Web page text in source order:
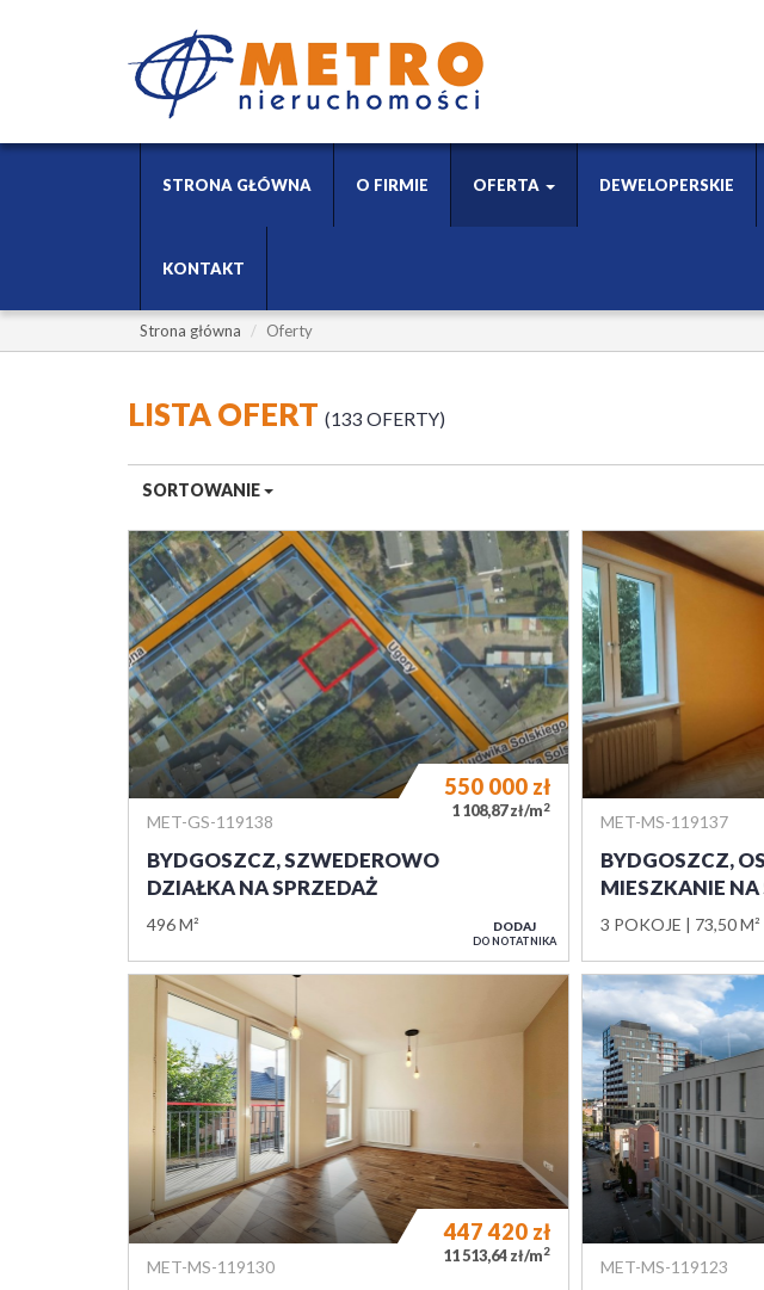
STRONA GŁÓWNA O FIRMIE OFERTA DEWELOPERSKIE
KONTAKT
Strona główna Oferty
LISTA OFERT 133 OFERTY
SORTOWANIE
MET-GS-119138
BYDGOSZCZ, SZWEDEROWO
DZIAŁKA NA SPRZEDAŻ
496 M²
550 000 zł
1 108,87 zł/m2
DODAJ
DO NOTATNIKA
MET-MS-119137
BYDGOSZCZ,
MIESZKANIE NA
3 POKOJE 73,50 M²
MET-MS-119130
447 420 zł
11 513,64 zł/m2
MET-MS-119123